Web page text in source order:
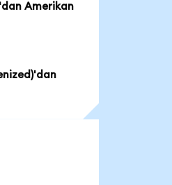
Amerikan